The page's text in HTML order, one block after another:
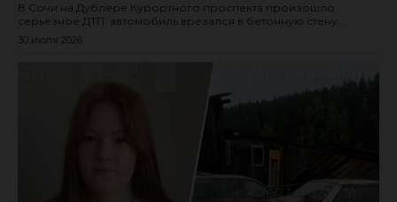
В Сочи на Дублере Курортного проспекта произошло
серьёзное ДТП: автомобиль врезался в бетонную стену...
30 июля 2026